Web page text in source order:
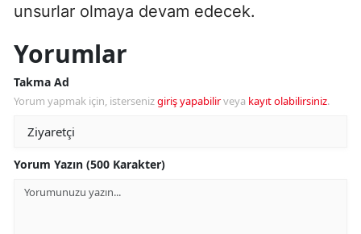
unsurlar olmaya devam edecek.
Yorumlar
Takma Ad
Yorum yapmak için, istersenizgiriş yapabilirveya kayıt olabilirsiniz.
Yorum Yazın (500 Karakter)